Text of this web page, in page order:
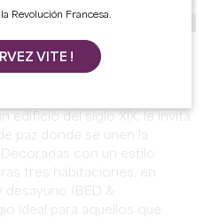
las fotos
edificio del siglo XIX, le invita
paz donde se unen la
con un estilo
tres habitaciones, en
(BED &
ideal para aquellos que
Revolución Francesa.
VITE !